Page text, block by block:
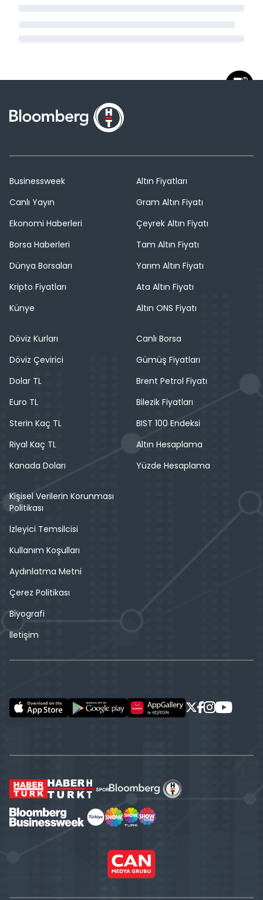
Businessweek
Canlı Yayın
Ekonomi Haberleri
Borsa Haberleri
Dünya Borsaları
Kripto Fiyatları
Künye
Altın Fiyatları
Gram Altın Fiyatı
Çeyrek Altın Fiyatı
Tam Altın Fiyatı
Yarım Altın Fiyatı
Ata Altın Fiyatı
Altın ONS Fiyatı
Döviz Kurları
Döviz Çevirici
Dolar TL
Euro TL
Sterin Kaç TL
Riyal Kaç TL
Kanada Doları
Canlı Borsa
Gümüş Fiyatları
Brent Petrol Fiyatı
Bilezik Fiyatları
BIST 100 Endeksi
Altın Hesaplama
Yüzde Hesaplama
Kişisel Verilerin Korunması
Politikası
İzleyici Temsilcisi
Kullanım Koşulları
Aydınlatma Metni
Çerez Politikası
Biyografi
İletişim